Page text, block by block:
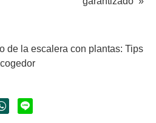
de la escalera con plantas: Tips